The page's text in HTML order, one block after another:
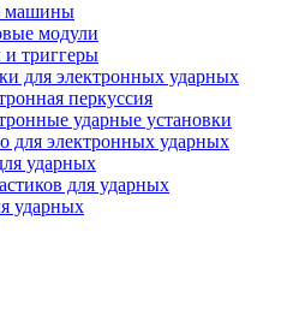
машины
модули
триггеры
для электронных ударных
перкуссия
ударные установки
для электронных ударных
ударных
для ударных
ударных